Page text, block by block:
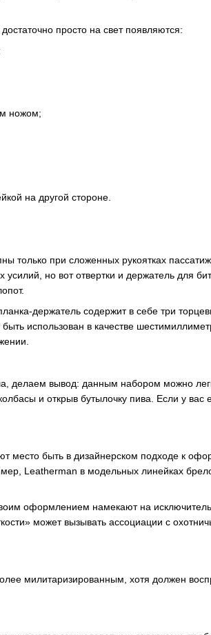
просто на свет появляются:
ножом;
на другой стороне.
только при сложенных рукоятках
но вот отвертки и держатель для
держатель содержит в себе три
использован в качестве
делаем вывод: данным набором можно
и открыв бутылочку пива. Если у вас
место быть в дизайнерском подходе к
Leatherman в модельных линейках
оформлением намекают на
может вызывать ассоциации с
милитаризированным, хотя должен